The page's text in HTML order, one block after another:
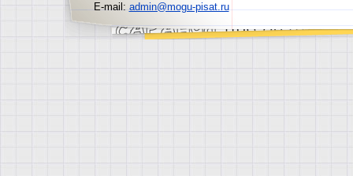
E-mail:admin@mogu-pisat.ru